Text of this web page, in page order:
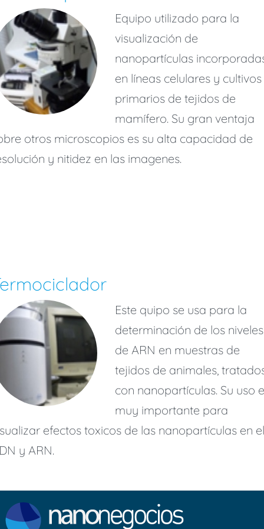
Equipo utilizado para la
visualización de
nanopartículas
en líneas celulares y cultivos
primarios de tejidos de
mamífero. Su gran ventaja
otros microscopios es su alta capacidad de
y nitidez en las imagenes.
Este quipo se usa para la
determinación de los niveles
de ARN en muestras de
tejidos de animales,
con nanopartículas. Su uso
muy importante para
efectos toxicos de las nanopartículas en el
y ARN.